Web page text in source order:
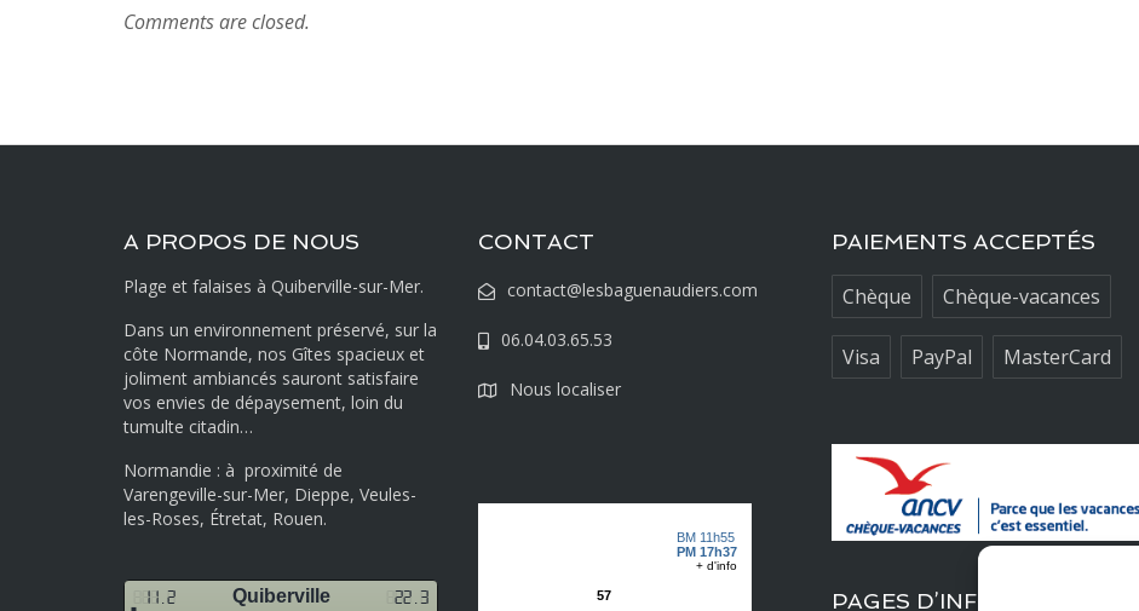
Comments are closed.
A PROPOS DE NOUS
Plage et falaises à Quiberville-sur-Mer.
Dans un environnement préservé, sur la
côte Normande, nos Gîtes spacieux et
joliment ambiancés sauront satisfaire
vos envies de dépaysement, loin du
tumulte citadin…
Normandie : à proximité de
Varengeville-sur-Mer, Dieppe, Veules-
les-Roses, Étretat, Rouen.
CONTACT
contact@lesbaguenaudiers.com
06.04.03.65.53
Nous localiser
PAIEMENTS ACCEPTÉS
Chèque Chèque-vacances
Visa PayPal MasterCard
PAGES D’INFORMATIONS